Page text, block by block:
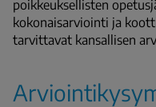
poikkeuksellisten
kokonaisarviointi ja
tarvittavat kansallisen